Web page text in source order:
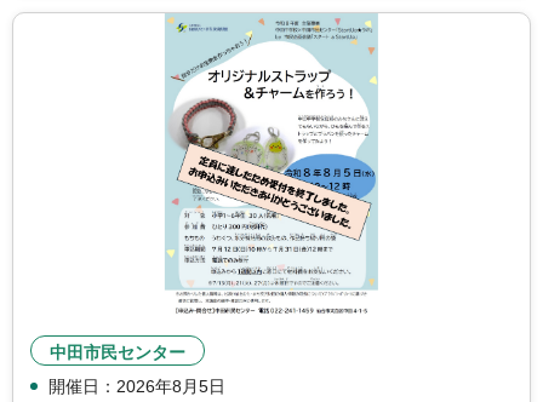
中田市民センター
開催日：2026年8月5日